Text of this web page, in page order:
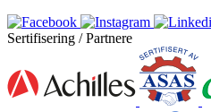
Sertifisering / Partnere